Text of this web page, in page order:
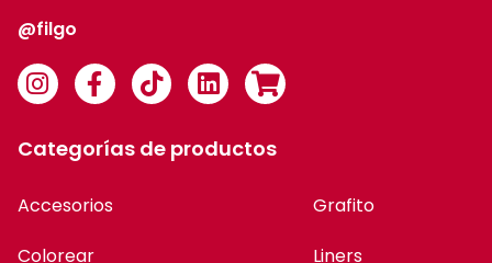
@filgo
Categorías de productos
Accesorios
Colorear
Grafito
Liners